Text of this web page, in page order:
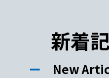
新着
ー New